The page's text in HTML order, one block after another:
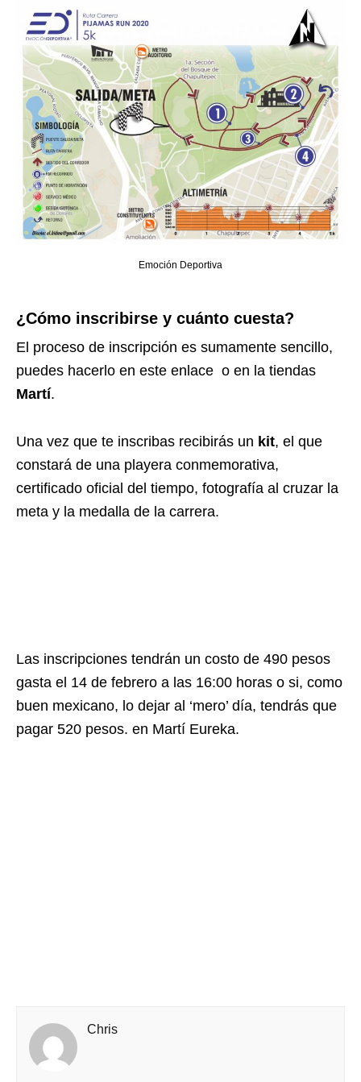
Emoción Deportiva
¿Cómo inscribirse y cuánto cuesta?
El proceso de inscripción es sumamente sencillo,
puedes hacerlo en este enlace o en la tiendas
Martí.
Una vez que te inscribas recibirás un kit, el que
constará de una playera conmemorativa,
certificado oficial del tiempo, fotografía al cruzar la
meta y la medalla de la carrera.
Las inscripciones tendrán un costo de 490 pesos
gasta el 14 de febrero a las 16:00 horas o si, como
buen mexicano, lo dejar al ‘mero’ día, tendrás que
pagar 520 pesos. en Martí Eureka.
Chris